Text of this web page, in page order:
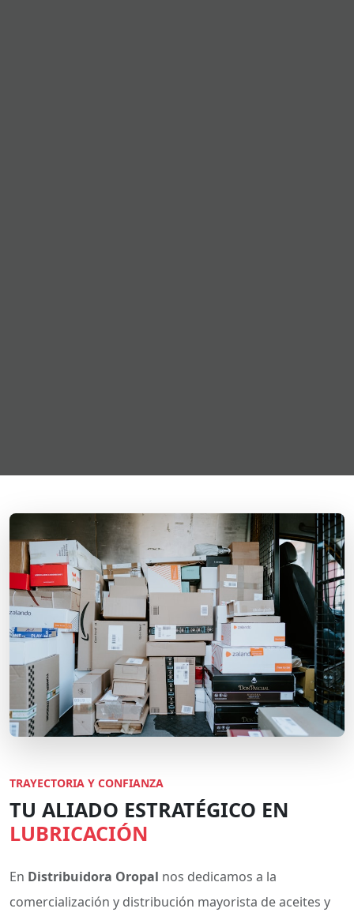
TRAYECTORIA Y CONFIANZA
TU ALIADO ESTRATÉGICO EN
LUBRICACIÓN
En Distribuidora Oropal nos dedicamos a la
comercialización y distribución mayorista de aceites y